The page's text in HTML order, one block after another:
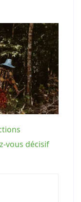
vous décisif